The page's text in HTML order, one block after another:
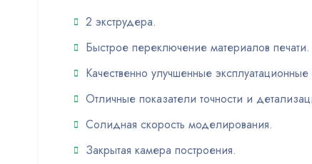
2 экструдера.
Быстрое переключение материалов печати.
Качественно улучшенные эксплуатационные
Отличные показатели точности и
Солидная скорость моделирования.
Закрытая камера построения.